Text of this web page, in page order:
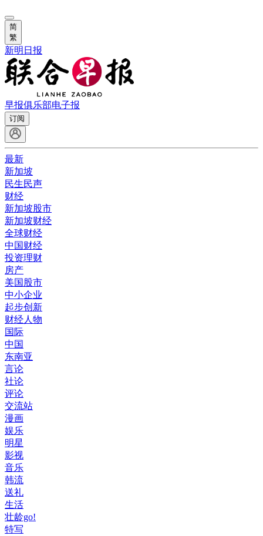
简
繁
新明日报
早报俱乐部电子报
订阅
最新
新加坡
民生民声
财经
新加坡股市
新加坡财经
全球财经
中国财经
投资理财
房产
美国股市
中小企业
起步创新
财经人物
国际
中国
东南亚
言论
社论
评论
交流站
漫画
娱乐
明星
影视
音乐
韩流
送礼
生活
壮龄go!
特写